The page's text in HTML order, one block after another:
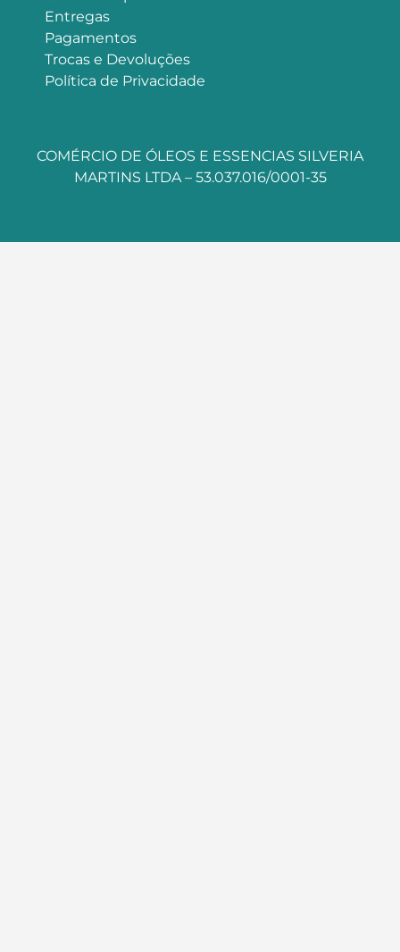
Entregas
Pagamentos
Trocas e Devoluções
Política de Privacidade
COMÉRCIO DE ÓLEOS E ESSENCIAS SILVERIA
MARTINS LTDA – 53.037.016/0001-35